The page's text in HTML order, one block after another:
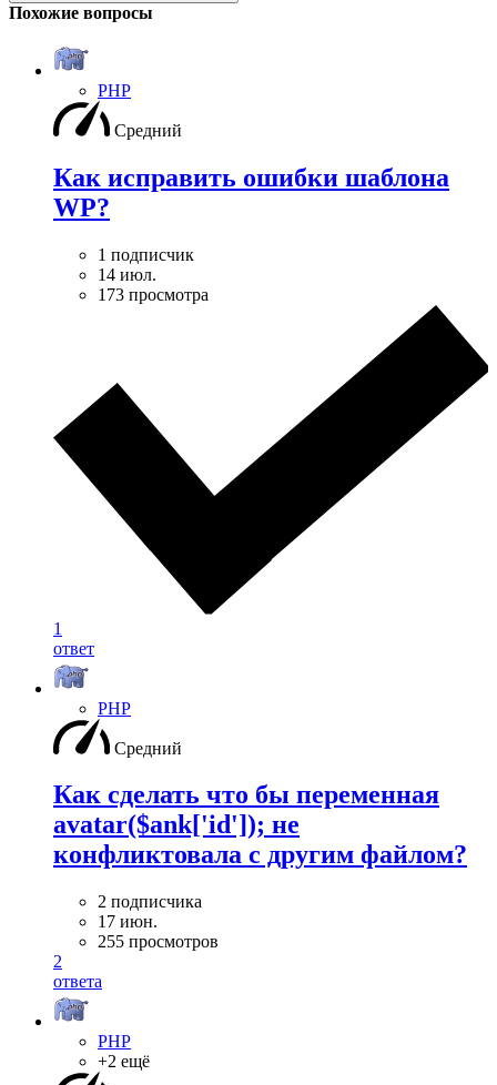
Похожие вопросы
PHP
Средний
Как исправить ошибки шаблона
WP?
1 подписчик
14 июл.
173 просмотра
1
ответ
PHP
Средний
Как сделать что бы переменная
avatar($ank['id']); не
конфликтовала с другим файлом?
2 подписчика
17 июн.
255 просмотров
2
ответа
PHP
+2 ещё